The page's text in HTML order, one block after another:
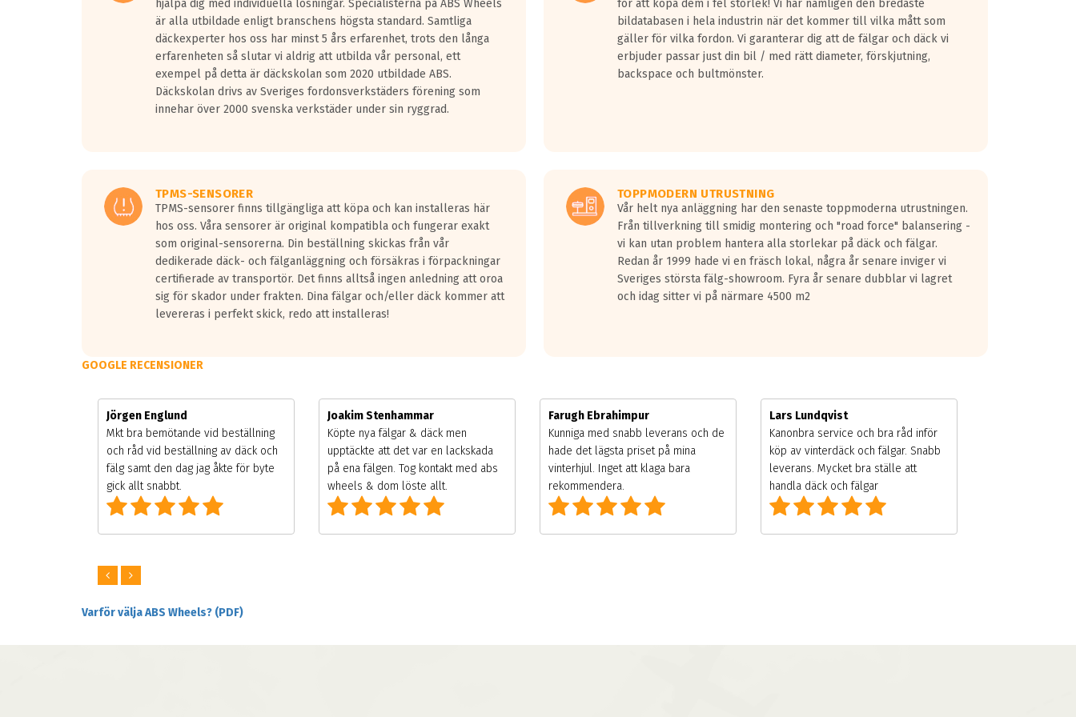
hjälpa dig med individuella lösningar. Specialisterna på ABS Wheels
är alla utbildade enligt branschens högsta standard. Samtliga
däckexperter hos oss har minst 5 års erfarenhet, trots den långa
erfarenheten så slutar vi aldrig att utbilda vår personal, ett
exempel på detta är däckskolan som 2020 utbildade ABS.
Däckskolan drivs av Sveriges fordonsverkstäders förening som
innehar över 2000 svenska verkstäder under sin ryggrad.
för att köpa dem i fel storlek! Vi har nämligen den bredaste
bildatabasen i hela industrin när det kommer till vilka mått som
gäller för vilka fordon. Vi garanterar dig att de fälgar och däck vi
erbjuder passar just din bil / med rätt diameter, förskjutning,
backspace och bultmönster.
TPMS-SENSORER
TPMS-sensorer finns tillgängliga att köpa och kan installeras här
hos oss. Våra sensorer är original kompatibla och fungerar exakt
som original-sensorerna. Din beställning skickas från vår
dedikerade däck- och fälganläggning och försäkras i förpackningar
certifierade av transportör. Det finns alltså ingen anledning att oroa
sig för skador under frakten. Dina fälgar och/eller däck kommer att
levereras i perfekt skick, redo att installeras!
TOPPMODERN UTRUSTNING
Vår helt nya anläggning har den senaste toppmoderna utrustningen.
Från tillverkning till smidig montering och "road force" balansering -
vi kan utan problem hantera alla storlekar på däck och fälgar.
Redan år 1999 hade vi en fräsch lokal, några år senare inviger vi
Sveriges största fälg-showroom. Fyra år senare dubblar vi lagret
och idag sitter vi på närmare 4500 m2
GOOGLE RECENSIONER
Jörgen Englund
Mkt bra bemötande vid beställning
och råd vid beställning av däck och
fälg samt den dag jag åkte för byte
gick allt snabbt.
Joakim Stenhammar
Köpte nya fälgar & däck men
upptäckte att det var en lackskada
på ena fälgen. Tog kontakt med abs
wheels & dom löste allt.
Farugh Ebrahimpur
Kunniga med snabb leverans och de
hade det lägsta priset på mina
vinterhjul. Inget att klaga bara
rekommendera.
Lars Lundqvist
Kanonbra service och bra råd inför
köp av vinterdäck och fälgar. Snabb
leverans. Mycket bra ställe att
handla däck och fälgar
Varför välja ABS Wheels? (PDF)